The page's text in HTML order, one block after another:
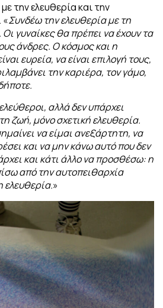
την ελευθερία και την
«Συνδέω τηνελευθερία με τη
γυναίκες θα πρέπει να έχουν τα
άνδρες. Ο κόσμος και η
ευρεία, να είναι επιλογή τους,
την καριέρα, τον γάμο,
αλλά δεν υπάρχει
ζωή, μόνοσχετική ελευθερία.
να είμαι ανεξάρτητη, να
και να μην κάνω αυτό που δεν
και κάτι άλλο να προσθέσω: η
από την αυτοπειθαρχία
ελευθερία.»